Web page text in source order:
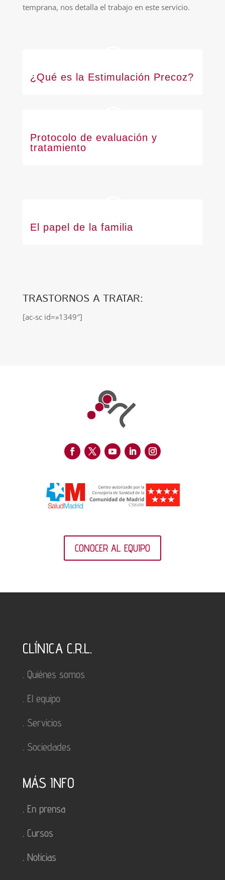
temprana, nos detalla el trabajo en este servicio.
¿Qué es la Estimulación Precoz?
Protocolo de evaluación y
tratamiento
El papel de la familia
TRASTORNOS A TRATAR:
[ac-sc id=»1349″]
CONOCER AL EQUIPO
CLÍNICA C.R.L.
. Quiénes somos
. El equipo
. Servicios
. Sociedades
MÁS INFO
. En prensa
. Cursos
. Noticias